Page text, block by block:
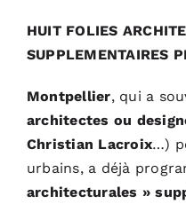
HUIT FOLIES
SUPPLEMENTAIRES
Montpellier, qui a
architectes ou
Christian Lacroix…)
urbains, a déjà
architecturales »